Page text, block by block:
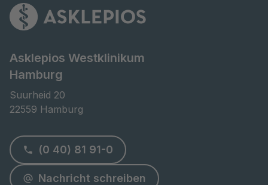
Asklepios Westklinikum
Hamburg
Suurheid 20
22559 Hamburg
(0 40) 81 91-0
Nachricht schreiben